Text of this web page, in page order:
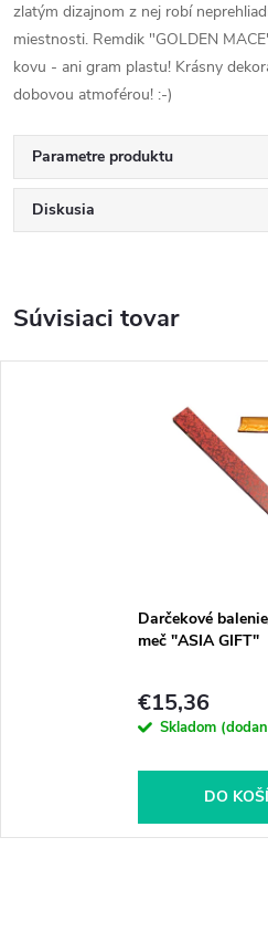
zlatým dizajnom z nej robí
miestnosti. Remdik "GOLDEN
kovu - ani gram plastu! Krásny
dobovou atmoférou! :-)
Parametre produktu
Diskusia
Súvisiaci tovar
Darčekové
meč "ASIA GIFT"
€15,36
Skladom
DO